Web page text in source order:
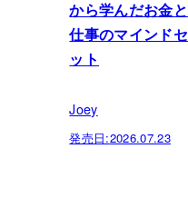
から学んだお金と
仕事のマインドセ
ット
Joey
発売日:2026.07.23